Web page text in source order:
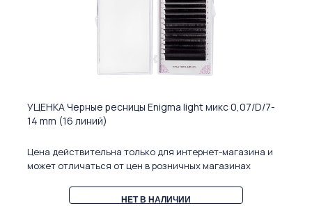
УЦЕНКА Черные ресницы Enigma light микс 0,07/D/7-
14 mm (16 линий)
Цена действительна только для интернет-магазина и
может отличаться от цен в розничных магазинах
НЕТ В НАЛИЧИИ